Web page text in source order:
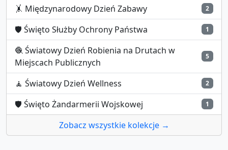
🤸 Międzynarodowy Dzień Zabawy 2
🛡️ Święto Służby Ochrony Państwa 1
🧶Światowy Dzień Robienia na Drutach w
Miejscach Publicznych
5
🧘 Światowy Dzień Wellness 2
🛡️ Święto Żandarmerii Wojskowej 1
Zobacz wszystkie kolekcje →